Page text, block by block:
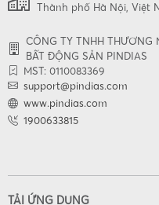
Thành phố Hà Nội, Việt
CÔNG TY TNHH THƯƠNG
BẤT ĐỘNG SẢN PINDIAS
MST: 0110083369
support@pindias.com
www.pindias.com
1900633815
TẢI ỨNG DỤNG